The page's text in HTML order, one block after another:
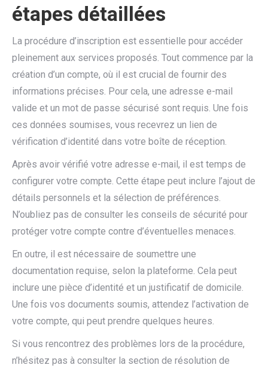
étapes détaillées
La procédure d’inscription est essentielle pour accéder
pleinement aux services proposés. Tout commence par la
création d’un compte, où il est crucial de fournir des
informations précises. Pour cela, une adresse e-mail
valide et un mot de passe sécurisé sont requis. Une fois
ces données soumises, vous recevrez un lien de
vérification d’identité dans votre boîte de réception.
Après avoir vérifié votre adresse e-mail, il est temps de
configurer votre compte. Cette étape peut inclure l’ajout de
détails personnels et la sélection de préférences.
N’oubliez pas de consulter les conseils de sécurité pour
protéger votre compte contre d’éventuelles menaces.
En outre, il est nécessaire de soumettre une
documentation requise, selon la plateforme. Cela peut
inclure une pièce d’identité et un justificatif de domicile.
Une fois vos documents soumis, attendez l’activation de
votre compte, qui peut prendre quelques heures.
Si vous rencontrez des problèmes lors de la procédure,
n’hésitez pas à consulter la section de résolution de